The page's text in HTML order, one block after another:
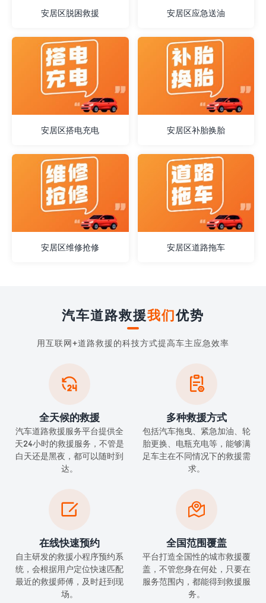
安居区脱困救援 安居区应急送油
安居区搭电充电 安居区补胎换胎
安居区维修抢修 安居区道路拖车
汽车道路救援我们优势
用互联网+道路救援的科技方式提高车主应急效率

全天候的救援
汽车道路救援服务平台提供全
天24小时的救援服务，不管是
白天还是黑夜，都可以随时到
达。

多种救援方式
包括汽车拖曳、紧急加油、轮
胎更换、电瓶充电等，能够满
足车主在不同情况下的救援需
求。

在线快速预约
自主研发的救援小程序预约系
统，会根据用户定位快速匹配
最近的救援师傅，及时赶到现
场。

全国范围覆盖
平台打造全国性的城市救援覆
盖，不管您身在何处，只要在
服务范围内，都能得到救援服
务。